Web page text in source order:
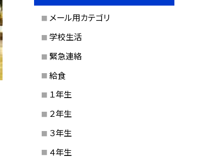
メール用カテゴリ
学校生活
緊急連絡
給食
１年生
２年生
３年生
４年生